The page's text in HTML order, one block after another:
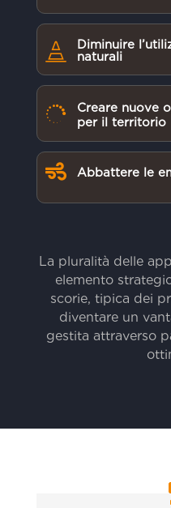

Diminuire
naturali

Creare nuove
per il territorio
 Abbattere le
La pluralità delle
elemento
scorie, tipica dei
diventare un
gestita attraverso